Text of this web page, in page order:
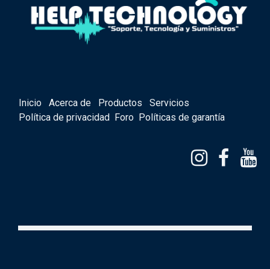
Inicio Acerca de Productos
Servicios
Política de privacidad Foro Políticas de garantía